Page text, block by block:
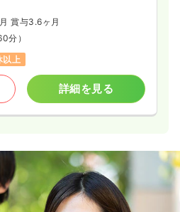
賞与3.6ヶ月
分）
上
詳細を見る